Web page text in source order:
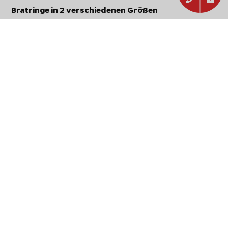
Bratringe in 2 verschiedenen Größen